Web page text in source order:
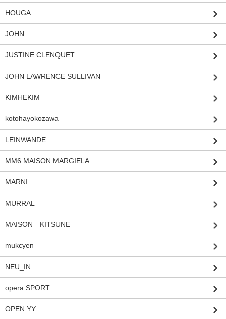
HOUGA
JOHN
JUSTINE CLENQUET
JOHN LAWRENCE SULLIVAN
KIMHEKIM
kotohayokozawa
LEINWANDE
MM6 MAISON MARGIELA
MARNI
MURRAL
MAISON KITSUNE
mukcyen
NEU_IN
opera SPORT
OPEN YY